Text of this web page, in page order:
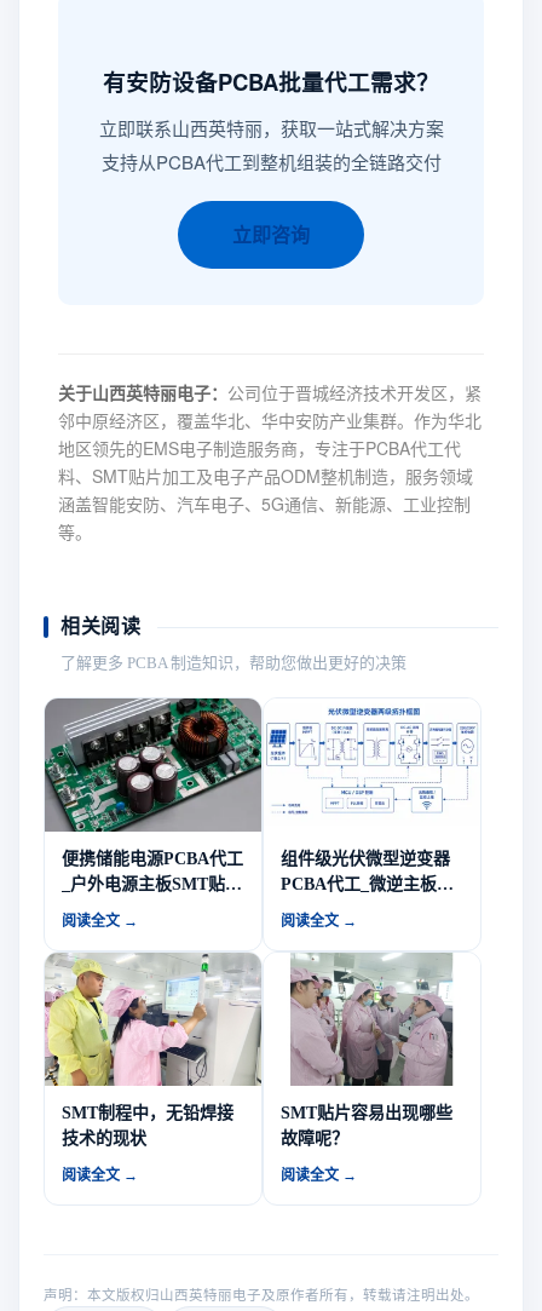
有安防设备PCBA批量代工需求？
立即联系山西英特丽，获取一站式解决方案
支持从PCBA代工到整机组装的全链路交付
立即咨询
关于山西英特丽电子： 公司位于晋城经济技术开发区，紧
邻中原经济区，覆盖华北、华中安防产业集群。作为华北
地区领先的EMS电子制造服务商，专注于PCBA代工代
料、SMT贴片加工及电子产品ODM整机制造，服务领域
涵盖智能安防、汽车电子、5G通信、新能源、工业控制
等。
相关阅读
了解更多 PCBA 制造知识，帮助您做出更好的决策
便携储能电源PCBA代工
_户外电源主板SMT贴片
EMS方案商-山西英特丽
阅读全文 →
组件级光伏微型逆变器
PCBA代工_微逆主板
SMT贴片EMS方案商-山
阅读全文 →
SMT制程中，无铅焊接
技术的现状
阅读全文 →
SMT贴片容易出现哪些
故障呢？
阅读全文 →
声明：本文版权归山西英特丽电子及原作者所有，转载请注明出处。